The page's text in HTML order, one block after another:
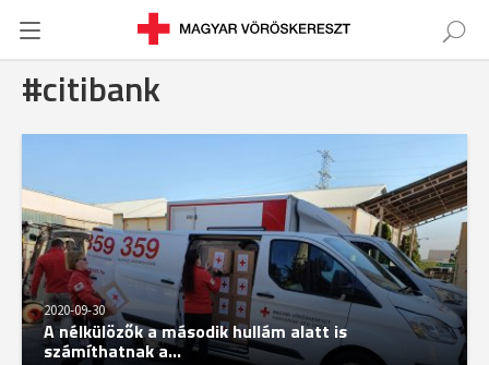
#citibank
2020-09-30
A nélkülözők a második hullám alatt is
számíthatnak a...